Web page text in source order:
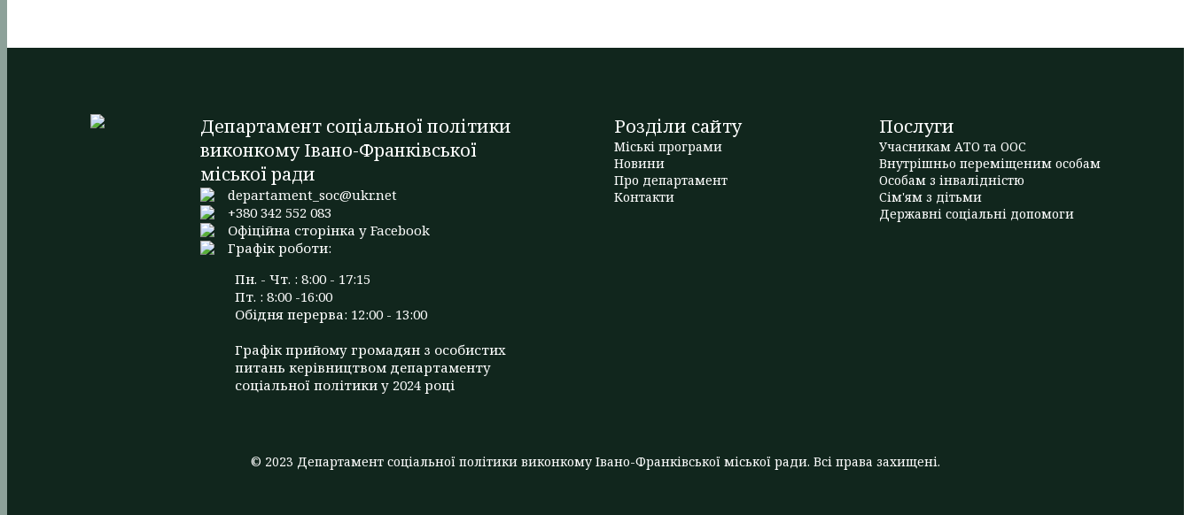
Департамент соціальної політики
виконкому Івано-Франківської
міської ради
departament_soc@ukr.net
+380 342 552 083
Офіційна сторінка у Facebook
Графік роботи:
Пн. - Чт. : 8:00 - 17:15
Пт. : 8:00 -16:00
Обідня перерва: 12:00 - 13:00
Графік прийому громадян з особистих
питань керівництвом департаменту
соціальної політики у 2024 році
Розділи сайту
Міські програми
Новини
Про департамент
Контакти
Послуги
Учасникам АТО та ООС
Внутрішньо переміщеним особам
Особам з інвалідністю
Сім'ям з дітьми
Державні соціальні допомоги
© 2023 Департамент соціальної політики виконкому Івано-Франківської міської ради. Всі права захищені.